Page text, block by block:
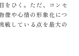
をひく。ただ、コンセ
像や心情の形象化につ
戦している点を最大の